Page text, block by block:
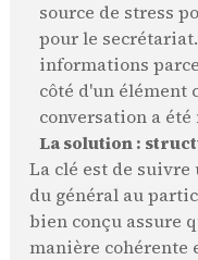
source de stress
pour le
informations
côté d'un élément
conversation a
La solution :
La clé est de
du général au
bien conçu assure
manière cohérente